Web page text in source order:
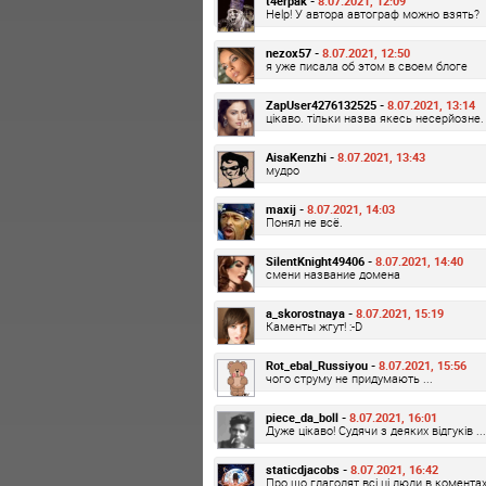
Help! У автора автограф можно взять?
nezox57 - 8.07.2021, 12:50
я уже писала об этом в своем блоге
ZapUser4276132525 - 8.07.2021, 13:14
цікаво. тільки назва якесь несерйозне.
AisaKenzhi - 8.07.2021, 13:43
мудро
maxij - 8.07.2021, 14:03
Понял не всё.
SilentKnight49406 - 8.07.2021, 14:40
смени название домена
a_skorostnaya - 8.07.2021, 15:19
Каменты жгут! :-D
Rot_ebal_Russiyou - 8.07.2021, 15:56
чого струму не придумають ...
piece_da_boll - 8.07.2021, 16:01
Дуже цікаво! Судячи з деяких відгуків
staticdjacobs - 8.07.2021, 16:42
Про що глаголят всі ці люди в